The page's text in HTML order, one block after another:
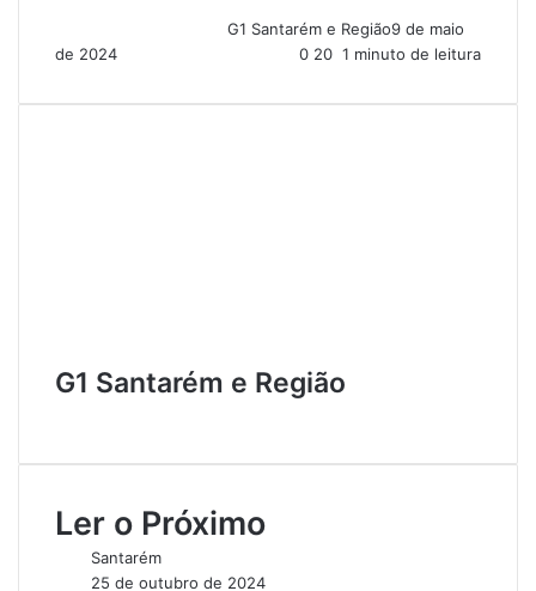
G1 Santarém e Região9 de maio
de 2024
0 20 1 minuto de leitura
G1 Santarém e Região
b
i
tLer o Próximo
Santarém
25 de outubro de 2024